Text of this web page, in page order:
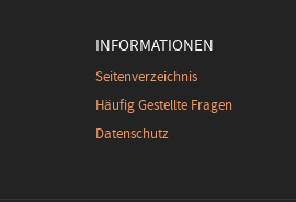
INFORMATIONEN
Seitenverzeichnis
Häufig Gestellte Fragen
Datenschutz